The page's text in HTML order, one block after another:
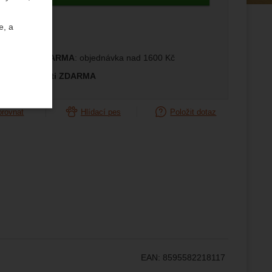
a
a
se s
ČR ZDARMA: objednávka nad 1600 Kč
velikosti ZDARMA
Hlídací pes Položit dotaz
EAN: 8595582218117